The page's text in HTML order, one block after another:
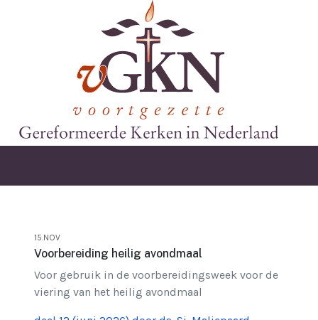
15.NOV
Voorbereiding heilig avondmaal
Voor gebruik in de voorbereidingsweek voor de
viering van het heilig avondmaal